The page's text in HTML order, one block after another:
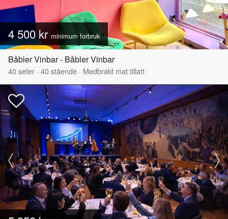
4 500 kr minimum forbruk
Båbler Vinbar - Båbler Vinbar
40seter · 40stående · Medbrakt mat tillatt